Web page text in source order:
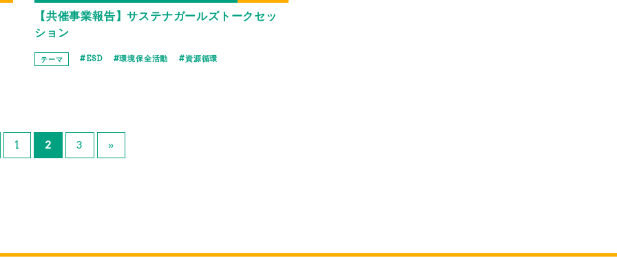
【共催事業報告】サステナガールズトークセッ
ション
テーマ ESD 環境保全活動 資源循環
1 2 3 »